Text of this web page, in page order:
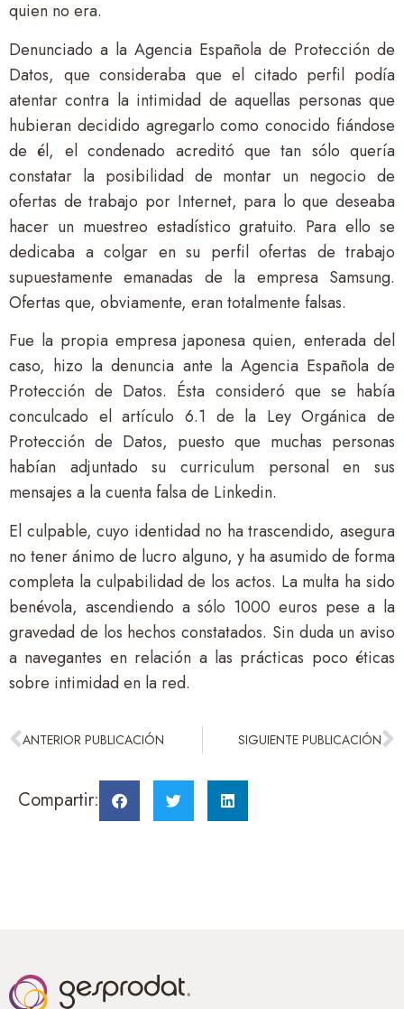
quien no era.
Denunciado a la Agencia Española de Protección de
Datos, que consideraba que el citado perfil podía
atentar contra la intimidad de aquellas personas que
hubieran decidido agregarlo como conocido fiándose
de él, el condenado acreditó que tan sólo quería
constatar la posibilidad de montar un negocio de
ofertas de trabajo por Internet, para lo que deseaba
hacer un muestreo estadístico gratuito. Para ello se
dedicaba a colgar en su perfil ofertas de trabajo
supuestamente emanadas de la empresa Samsung.
Ofertas que, obviamente, eran totalmente falsas.
Fue la propia empresa japonesa quien, enterada del
caso, hizo la denuncia ante la Agencia Española de
Protección de Datos. Ésta consideró que se había
conculcado el artículo 6.1 de la Ley Orgánica de
Protección de Datos, puesto que muchas personas
habían adjuntado su curriculum personal en sus
mensajes a la cuenta falsa de Linkedin.
El culpable, cuyo identidad no ha trascendido, asegura
no tener ánimo de lucro alguno, y ha asumido de forma
completa la culpabilidad de los actos. La multa ha sido
benévola, ascendiendo a sólo 1000 euros pese a la
gravedad de los hechos constatados. Sin duda un aviso
a navegantes en relación a las prácticas poco éticas
sobre intimidad en la red.
ANTERIOR PUBLICACIÓN SIGUIENTE PUBLICACIÓN
Compartir: